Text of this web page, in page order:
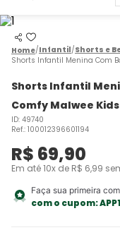
Infantil Shorts e
Shorts Infantil Menina Com
Shorts Infantil
Comfy Malwee Kids
ID: 49740
Ref.: 100012396601194
R$ 69,90
Em até10x de R$ 6,99
Faça sua primeira
com o cupom: